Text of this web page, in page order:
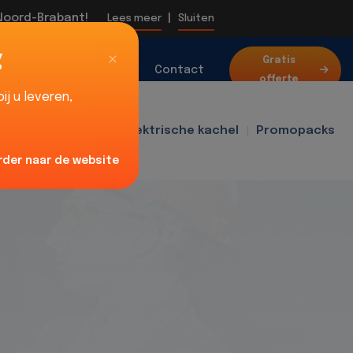
Brabant! Lees meer Sluiten
Contact
Gratis
offerte
Elektrische kachel Promopacks
u leveren,
naar de website